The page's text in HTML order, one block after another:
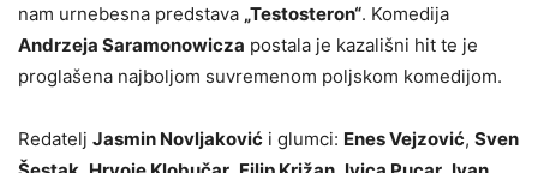
nam urnebesna predstava „Testosteron“. Komedija
Andrzeja Saramonowicza postala je kazališni hit te je
proglašena najboljom suvremenom poljskom komedijom.
Redatelj Jasmin Novljaković i glumci: Enes Vejzović, Sven